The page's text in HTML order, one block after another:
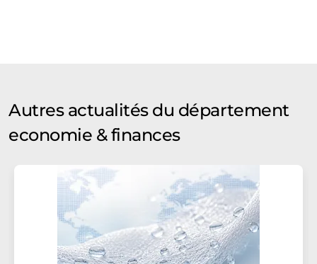
Autres actualités du département
economie & finances